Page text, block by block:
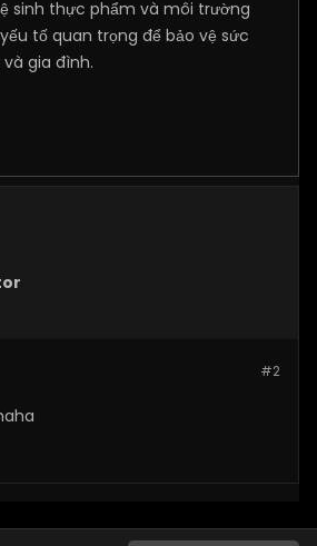
sinh thực phẩm và môi trường
tố quan trọng để bảo vệ sức
gia đình.
#2